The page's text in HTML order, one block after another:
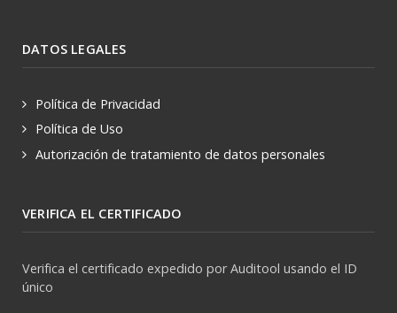
DATOS LEGALES
Política de Privacidad
Política de Uso
Autorización de tratamiento de datos personales
VERIFICA EL CERTIFICADO
Verifica el certificado expedido por Auditool usando el ID
único